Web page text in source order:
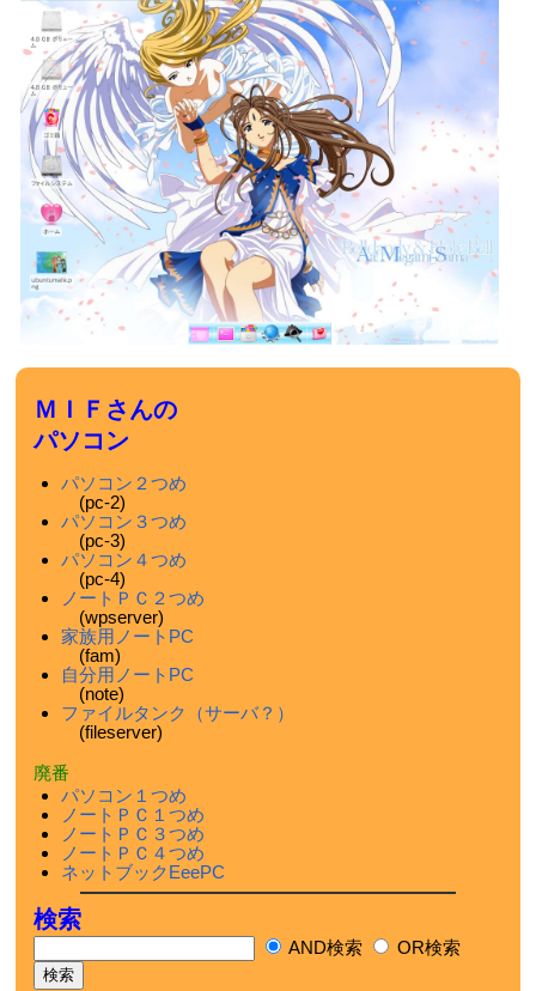
ＭＩＦさんの
パソコン
パソコン２つめ
(pc-2)
パソコン３つめ
(pc-3)
パソコン４つめ
(pc-4)
ノートＰＣ２つめ
(wpserver)
家族用ノートPC
(fam)
自分用ノートPC
(note)
ファイルタンク（サーバ？）
(fileserver)
廃番
パソコン１つめ
ノートＰＣ１つめ
ノートＰＣ３つめ
ノートＰＣ４つめ
ネットブックEeePC
検索
AND検索 OR検索